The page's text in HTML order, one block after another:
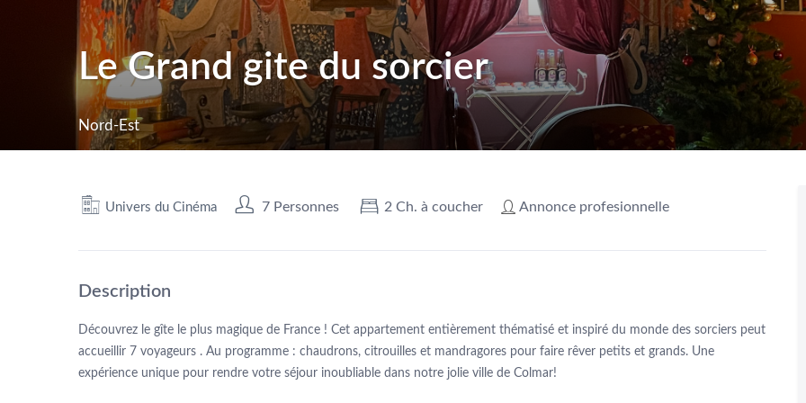
Le Grand gite du sorcier
Nord-Est
Univers du Cinéma 7 Personnes 2 Ch. à coucher Annonce profesionnelle
Description
Découvrez le gîte le plus magique de France ! Cet appartement entièrement thématisé et inspiré du monde des sorciers peut
accueillir 7 voyageurs . Au programme : chaudrons, citrouilles et mandragores pour faire rêver petits et grands. Une
expérience unique pour rendre votre séjour inoubliable dans notre jolie ville de Colmar!